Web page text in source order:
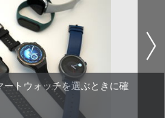
トウォッチを選ぶときに確